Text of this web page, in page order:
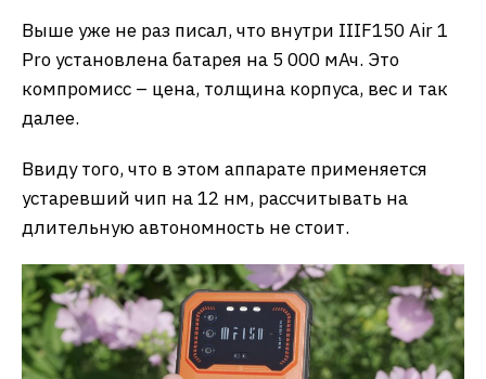
Выше уже не раз писал, что внутри IIIF150 Air 1
Pro установлена батарея на 5 000 мАч. Это
компромисс – цена, толщина корпуса, вес и так
далее.
Ввиду того, что в этом аппарате применяется
устаревший чип на 12 нм, рассчитывать на
длительную автономность не стоит.